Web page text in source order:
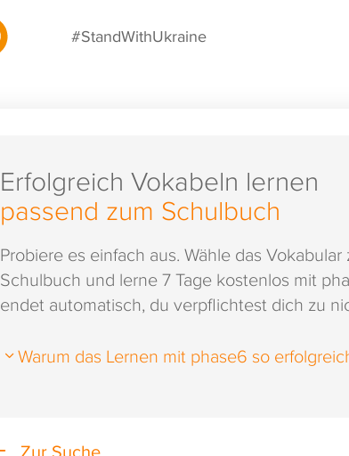
#StandWithUkraine
Erfolgreich Vokabeln lernen
passend zum Schulbuch
Probiere es einfach aus. Wähle das Vokabular
Schulbuch und lerne 7 Tage kostenlos mit
endet automatisch, du verpflichtest dich zu
Warum das Lernen mit phase6 so